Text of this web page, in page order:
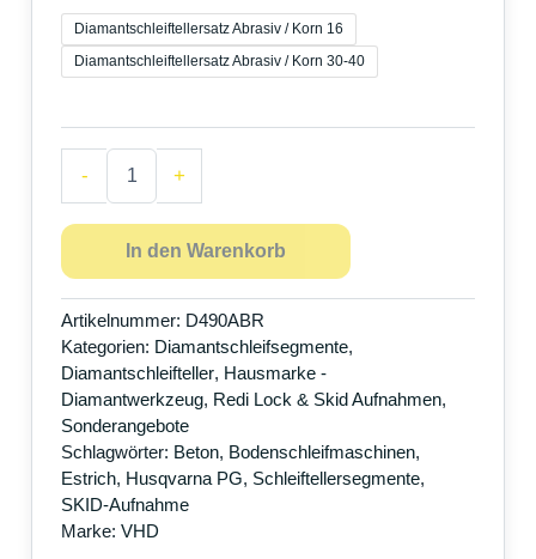
Diamantschleiftellersatz Abrasiv / Korn 16
Diamantschleiftellersatz Abrasiv / Korn 30-40
- +
In den Warenkorb
Artikelnummer: D490ABR
Kategorien: Diamantschleifsegmente,
Diamantschleifteller, Hausmarke -
Diamantwerkzeug, Redi Lock & Skid Aufnahmen,
Sonderangebote
Schlagwörter: Beton, Bodenschleifmaschinen,
Estrich, Husqvarna PG, Schleiftellersegmente,
SKID-Aufnahme
Marke:VHD